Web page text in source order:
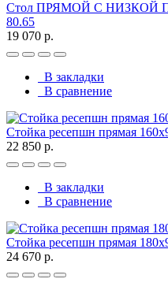
Стол ПРЯМОЙ С НИЗКОЙ
80.65
19 070 р.
В закладки
В сравнение
Стойка ресепшн прямая
22 850 р.
В закладки
В сравнение
Стойка ресепшн прямая
24 670 р.